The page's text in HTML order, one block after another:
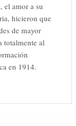
el amor a su
hicieron que
de mayor
totalmente al
en 1914.